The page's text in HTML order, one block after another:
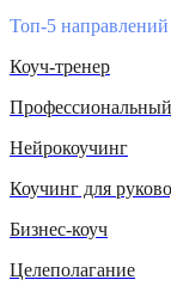
Топ-5 направлений
Коуч-тренер
Нейрокоучинг
Коучинг для
Бизнес-коуч
Целеполагание